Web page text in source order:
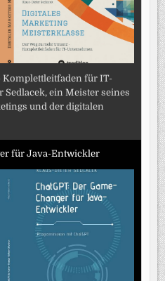
Komplettleitfaden für IT-
ein Meister seines
und der digitalen
für Java-Entwickler